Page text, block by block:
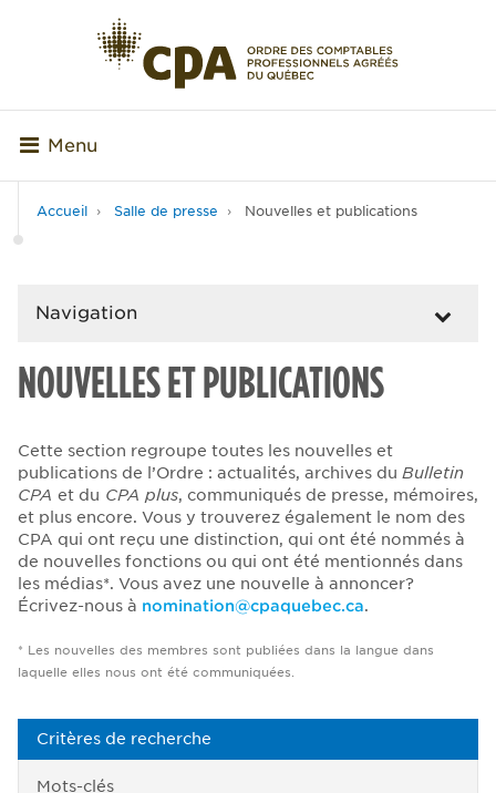
Menu
Accueil Salle de presse Nouvelles et publications
Navigation
NOUVELLES ET PUBLICATIONS
Cette section regroupe toutes les nouvelles et
publications de l’Ordre : actualités, archives du Bulletin
CPA et du CPA plus, communiqués de presse, mémoires,
et plus encore. Vous y trouverez également le nom des
CPA qui ont reçu une distinction, qui ont été nommés à
de nouvelles fonctions ou qui ont été mentionnés dans
les médias*. Vous avez une nouvelle à annoncer?
Écrivez-nous à nomination@cpaquebec.ca.
* Les nouvelles des membres sont publiées dans la langue dans
laquelle elles nous ont été communiquées.
Critères de recherche
Mots-clés